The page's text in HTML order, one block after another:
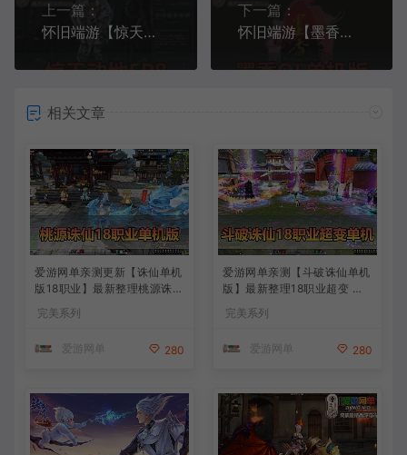
上一篇：
怀旧端游【惊天动地】EP8虚拟机一键端视频安装教程GM后台工具
下一篇：
怀旧端游【墨香】虚拟机一键端视频安装教程GM注册和修改元宝
相关文章
爱游网单亲测更新【诛仙单机
版18职业】最新整理桃源诛仙
物品装备点券 配套工具大全
+手工端文本教学
完美系列
爱游网单 280
爱游网单亲测【斗破诛仙单机
版】最新整理18职业超变 带G
虚拟机一键端+手工端文本教
完美系列
爱游网单 280